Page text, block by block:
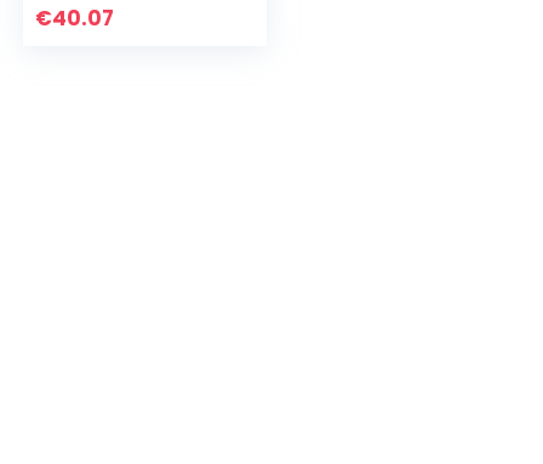
Metalen Kegel
€40.07